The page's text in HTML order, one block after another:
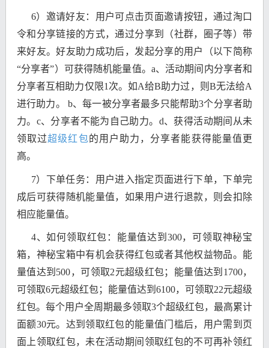
6）邀请好友：用户可点击页面邀请按钮，通过淘口
令和分享链接的方式，通过分享到（社群，圈子等）带
来好友。好友助力成功后，发起分享的用户（以下简称
“分享者”）可获得随机能量值。a、活动期间内分享者和
分享者互相助力仅限1次。如A给B助力过，则B无法给A
进行助力。 b、每一被分享者最多只能帮助3个分享者助
力。c、分享者不能为自己助力。d、获得活动期间从未
领取过超级红包的用户助力，分享者能获得能量值更
高。
7）下单任务：用户进入指定页面进行下单，下单完
成后可获得随机能量值，如果用户进行退款，则会扣除
相应能量值。
4、如何领取红包：能量值达到300，可领取神秘宝
箱，神秘宝箱中有机会获得红包或者其他权益物品。能
量值达到500，可领取2元超级红包；能量值达到1700，
可领取6元超级红包；能量值达到6100，可领取22元超级
红包。每个用户全周期最多领取3个超级红包，最高累计
面额30元。达到领取红包的能量值门槛后，用户需到页
面上领取红包，未在活动期间领取红包的不可再补领红